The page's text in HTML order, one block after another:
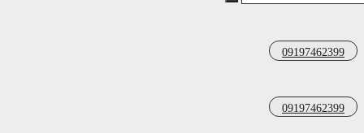
09197462399
09197462399